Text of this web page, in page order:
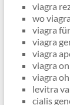
viagra
wo
viagra
viagra
viagra
viagra
viagra
levitra
cialis